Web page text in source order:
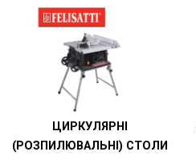
ЦИРКУЛЯРНІ
(РОЗПИЛЮВАЛЬНІ) СТОЛИ